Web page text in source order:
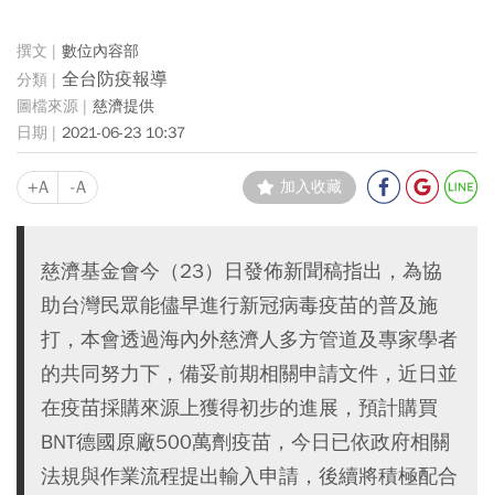
數位內容部
全台防疫報導
慈濟提供
2021-06-23 10:37
+A -A 加入收藏
慈濟基金會今（23）日發佈新聞稿指出，為協
助台灣民眾能儘早進行新冠病毒疫苗的普及施
打，本會透過海內外慈濟人多方管道及專家學者
的共同努力下，備妥前期相關申請文件，近日並
在疫苗採購來源上獲得初步的進展，預計購買
BNT德國原廠500萬劑疫苗，今日已依政府相關
法規與作業流程提出輸入申請，後續將積極配合